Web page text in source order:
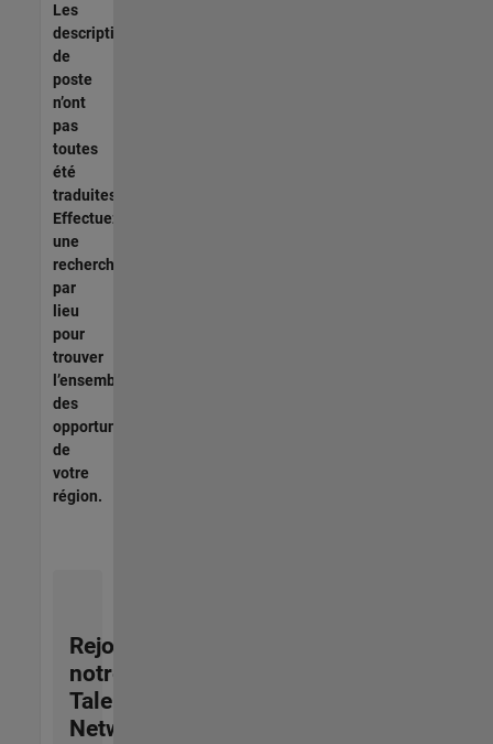
Les
descriptions
de
poste
n’ont
pas
toutes
été
traduites.
Effectuez
une
recherche
par
lieu
pour
trouver
l’ensemble
des
opportunités
de
votre
région.
Rejoignez
notre
Talent
Network